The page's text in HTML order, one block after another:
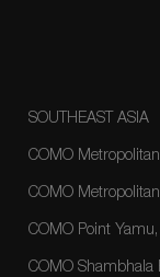
SOUTHEAST ASIA
COMO
COMO
COMO Point
COMO Shambhala